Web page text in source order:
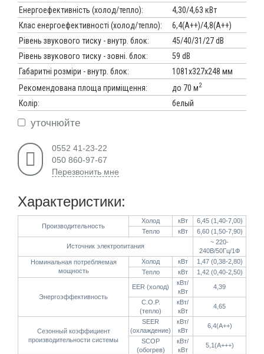
Енергоефективність (холод/тепло):
4,30/4,63 кВт
Клас енергоефективності (холод/тепло):
6,4(А++)/4,8(А++)
Рівень звукового тиску - внутр. блок:
45/40/31/27 dB
Рівень звукового тиску - зовні. блок:
59 dB
Габаритні розміри - внутр. блок:
1081х327х248 мм
Рекомендована площа приміщення:
до 70 м2
Колір: белый
уточнюйте
0552 41-23-22
050 860-97-67
Перезвонить мне
Характеристики:
Производительность
Холод кВт
6,45 (1,40-7,00)
Тепло
кВт 6,60 (1,50-7,90)
Источник электропитания
~ 220-
240В/50Гц/1Ф
Номинальная потребляемая
мощность
Холод кВт
1,47 (0,38-2,80)
Тепло
кВт 1,42 (0,40-2,50)
Энергоэффективность
EER (холод)
кВт/
кВт
4,39
C.O.P.
(тепло)
кВт/
кВт
4,65
Сезонный коэффициент
производительности системы
SEER
(охлаждение)
кВт/
кВт
6,4(А++)
SCOP
(обогрев)
кВт/
кВт
5,1(А+++)